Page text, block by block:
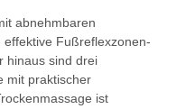
abnehmbaren
Fußreflexzonen-
hinaus sind drei
mit praktischer
ist